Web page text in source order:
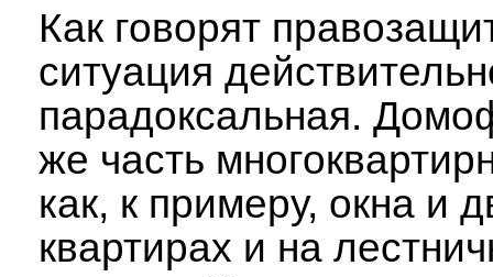
Как говорят
ситуация
парадоксальная.
же часть
как, к примеру, окна и
квартирах и на